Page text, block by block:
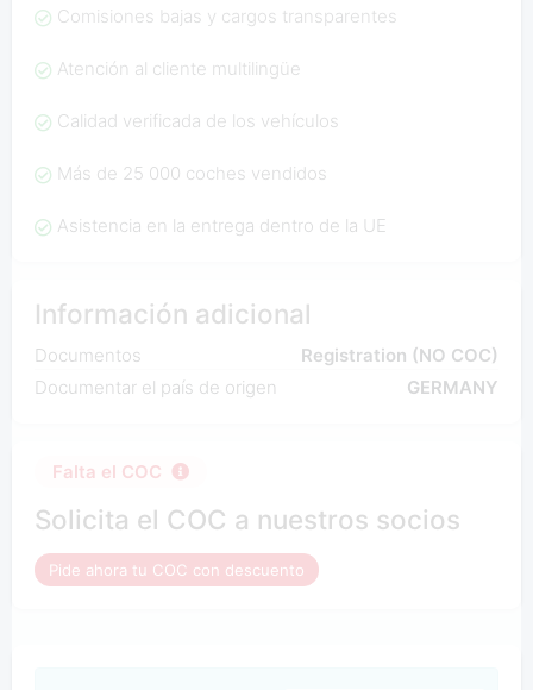
Comisiones bajas y cargos transparentes
Atención al cliente multilingüe
Calidad verificada de los vehículos
Más de 25 000 coches vendidos
Asistencia en la entrega dentro de la UE
Información adicional
Documentos
Registration (NO COC)
Documentar el país de origen
GERMANY
Falta el COC
Solicita el COC a nuestros socios
Pide ahora tu COC con descuento